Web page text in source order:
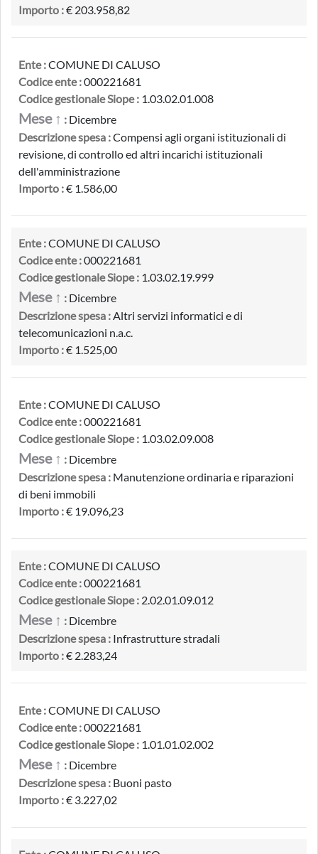
Importo :€ 203.958,82
Ente :COMUNE DI CALUSO
Codice ente :000221681
Codice gestionale Siope : 1.03.02.01.008
Mese ↑ : Dicembre
Descrizione spesa :Compensi agli organi istituzionali di
revisione, di controllo ed altri incarichi istituzionali
dell'amministrazione
Importo :€ 1.586,00
Ente :COMUNE DI CALUSO
Codice ente :000221681
Codice gestionale Siope : 1.03.02.19.999
Mese ↑ : Dicembre
Descrizione spesa :Altri servizi informatici e di
telecomunicazioni n.a.c.
Importo :€ 1.525,00
Ente :COMUNE DI CALUSO
Codice ente :000221681
Codice gestionale Siope : 1.03.02.09.008
Mese ↑ : Dicembre
Descrizione spesa : Manutenzione ordinaria e riparazioni
di beni immobili
Importo :€ 19.096,23
Ente :COMUNE DI CALUSO
Codice ente :000221681
Codice gestionale Siope : 2.02.01.09.012
Mese ↑ : Dicembre
Descrizione spesa : Infrastrutture stradali
Importo :€ 2.283,24
Ente :COMUNE DI CALUSO
Codice ente :000221681
Codice gestionale Siope : 1.01.01.02.002
Mese ↑ : Dicembre
Descrizione spesa : Buoni pasto
Importo :€ 3.227,02